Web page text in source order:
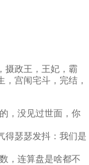
政王，王妃，霸
宫闱宅斗，完结，
，没见过世面，你
瑟瑟发抖：我们是
，连算盘是啥都不